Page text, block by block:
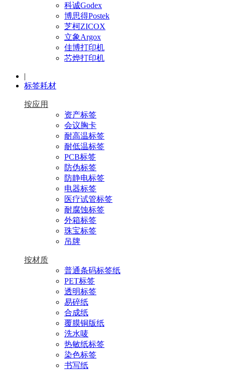
科诚Godex
博思得Postek
芝柯ZICOX
立象Argox
佳博打印机
芯烨打印机
|
标签耗材
按应用
资产标签
会议胸卡
耐高温标签
耐低温标签
PCB标签
防伪标签
防静电标签
电器标签
医疗试管标签
耐腐蚀标签
外箱标签
珠宝标签
吊牌
按材质
普通条码标签纸
PET标签
透明标签
易碎纸
合成纸
覆膜铜版纸
洗水唛
热敏纸标签
染色标签
书写纸